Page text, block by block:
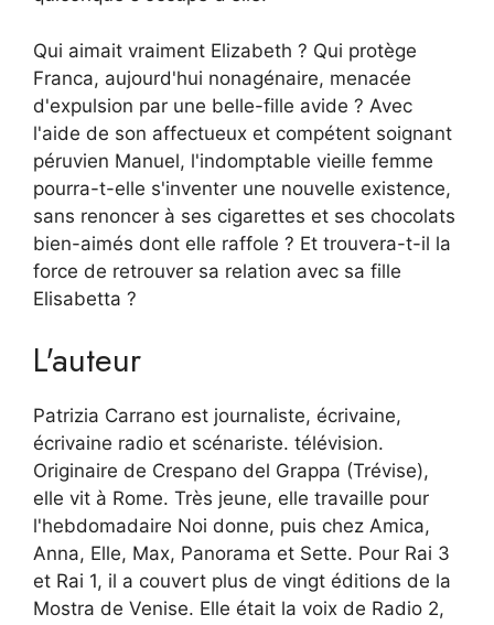
Qui aimait vraiment Elizabeth ? Qui protège
Franca, aujourd'hui nonagénaire, menacée
d'expulsion par une belle-fille avide ? Avec
l'aide de son affectueux et compétent soignant
péruvien Manuel, l'indomptable vieille femme
pourra-t-elle s'inventer une nouvelle existence,
sans renoncer à ses cigarettes et ses chocolats
bien-aimés dont elle raffole ? Et trouvera-t-il la
force de retrouver sa relation avec sa fille
Elisabetta ?
L'auteur
Patrizia Carrano est journaliste, écrivaine,
écrivaine radio et scénariste. télévision.
Originaire de Crespano del Grappa (Trévise),
elle vit à Rome. Très jeune, elle travaille pour
l'hebdomadaire Noi donne, puis chez Amica,
Anna, Elle, Max, Panorama et Sette. Pour Rai 3
et Rai 1, il a couvert plus de vingt éditions de la
Mostra de Venise. Elle était la voix de Radio 2,